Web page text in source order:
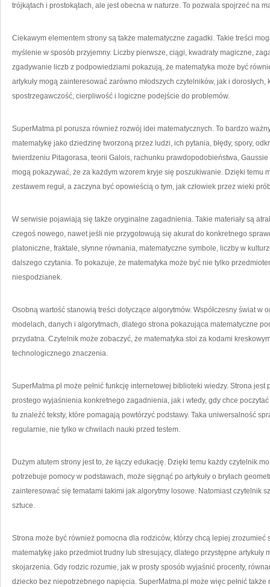
trójkątach i prostokątach, ale jest obecna w naturze. To pozwala spojrzeć na
Ciekawym elementem strony są także matematyczne zagadki. Takie treści
myślenie w sposób przyjemny. Liczby pierwsze, ciągi, kwadraty magiczne,
zgadywanie liczb z podpowiedziami pokazują, że matematyka może być
artykuły mogą zainteresować zarówno młodszych czytelników, jak i
spostrzegawczość, cierpliwość i logiczne podejście do problemów.
SuperMatma.pl porusza również rozwój idei matematycznych. To bardzo
matematykę jako dziedzinę tworzoną przez ludzi, ich pytania, błędy, spory,
twierdzeniu Pitagorasa, teorii Galois, rachunku prawdopodobieństwa,
mogą pokazywać, że za każdym wzorem kryje się poszukiwanie. Dzięki temu
zestawem reguł, a zaczyna być opowieścią o tym, jak człowiek przez wieki
W serwisie pojawiają się także oryginalne zagadnienia. Takie materiały są
czegoś nowego, nawet jeśli nie przygotowują się akurat do konkretnego
platoniczne, fraktale, słynne równania, matematyczne symbole, liczby w
dalszego czytania. To pokazuje, że matematyka może być nie tylko
niespodzianek.
Osobną wartość stanowią treści dotyczące algorytmów. Współczesny świat w
modelach, danych i algorytmach, dlatego strona pokazująca matematyczne
przydatna. Czytelnik może zobaczyć, że matematyka stoi za kodami
technologicznego znaczenia.
SuperMatma.pl może pełnić funkcję internetowej biblioteki wiedzy. Strona
prostego wyjaśnienia konkretnego zagadnienia, jak i wtedy, gdy chce
tu znaleźć teksty, które pomagają powtórzyć podstawy. Taka uniwersalność
regularnie, nie tylko w chwilach nauki przed testem.
Dużym atutem strony jest to, że łączy edukację. Dzięki temu każdy czytelnik
potrzebuje pomocy w podstawach, może sięgnąć po artykuły o bryłach
zainteresować się tematami takimi jak algorytmy losowe. Natomiast czytelnik
sztuce.
Strona może być również pomocna dla rodziców, którzy chcą lepiej
matematykę jako przedmiot trudny lub stresujący, dlatego przystępne artykuły
skojarzenia. Gdy rodzic rozumie, jak w prosty sposób wyjaśnić procenty,
dziecko bez niepotrzebnego napięcia. SuperMatma.pl może więc pełnić